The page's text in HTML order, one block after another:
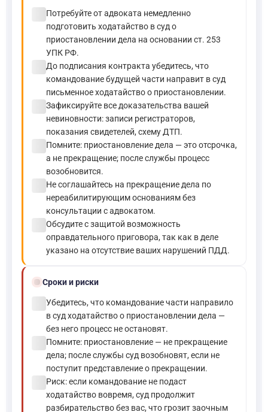
Потребуйте от адвоката немедленно
подготовить ходатайство в суд о
приостановлении дела на основании ст. 253
УПК РФ.
До подписания контракта убедитесь, что
командование будущей части направит в суд
письменное ходатайство о приостановлении.
Зафиксируйте все доказательства вашей
невиновности: записи регистраторов,
показания свидетелей, схему ДТП.
Помните: приостановление дела — это отсрочка,
а не прекращение; после службы процесс
возобновится.
Не соглашайтесь на прекращение дела по
нереабилитирующим основаниям без
консультации с адвокатом.
Обсудите с защитой возможность
оправдательного приговора, так как в деле
указано на отсутствие ваших нарушений ПДД.
schedule Сроки и риски
Убедитесь, что командование части направило
в суд ходатайство о приостановлении дела —
без него процесс не остановят.
Помните: приостановление — не прекращение
дела; после службы суд возобновят, если не
поступит представление о прекращении.
Риск: если командование не подаст
ходатайство вовремя, суд продолжит
разбирательство без вас, что грозит заочным